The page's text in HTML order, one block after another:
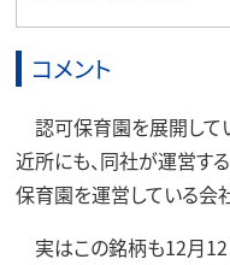
コメント
認可保育園を展開して
近所にも、同社が運営する
保育園を運営している会
実はこの銘柄も12月